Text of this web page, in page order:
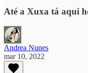
Até a Xuxa tá aqui
Andrea Nunes
mar 10, 2022